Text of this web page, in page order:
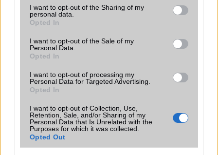
not limited to your visit or usage behaviour. You may click to
grant or deny consent to Google and its third-party tags to
use your data for below specified purposes in below Google
consent section.
I want to opt-out of the Sharing of my
personal data.
Opted In
I want to opt-out of the Sale of my
Personal Data.
Opted In
I want to opt-out of processing my
Personal Data for Targeted Advertising.
Opted In
I want to opt-out of Collection, Use,
Retention, Sale, and/or Sharing of my
Personal Data that Is Unrelated with the
Purposes for which it was collected.
Opted Out
Vibra jelzés alap szolgáltatás
SIM típus
SIM-ek száma 2
Flight mode
Terület Globális
Funkciók
Brand Nincs
Védelem